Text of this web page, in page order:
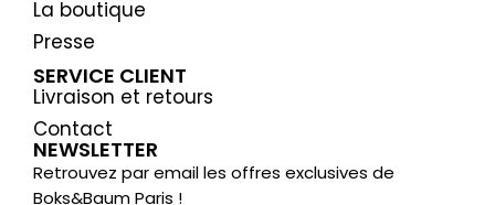
La boutique
Presse
SERVICE CLIENT
Livraison et retours
Contact
NEWSLETTER
Retrouvez par email les offres exclusives de
Boks&Baum Paris !